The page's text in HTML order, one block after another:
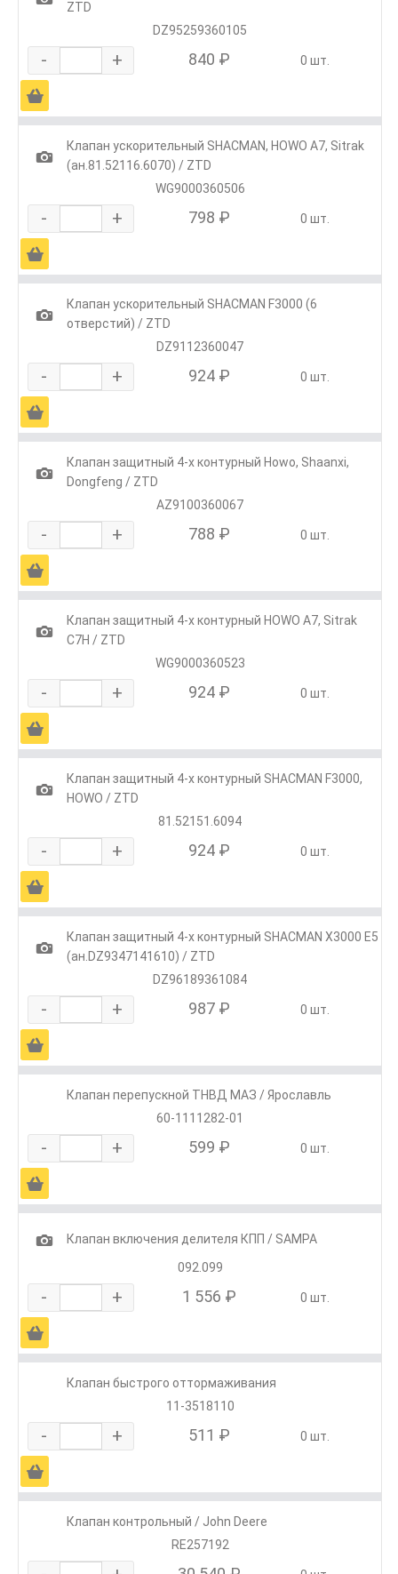
ZTD
DZ95259360105
- + 840 ₽ 0 шт.
Ä
1
Клапан ускорительный SHACMAN, HOWO A7, Sitrak
(ан.81.52116.6070) / ZTD
WG9000360506
- + 798 ₽ 0 шт.
Ä
1
Клапан ускорительный SHACMAN F3000 (6
отверстий) / ZTD
DZ9112360047
- + 924 ₽ 0 шт.
Ä
1
Клапан защитный 4-х контурный Howo, Shaanxi,
Dongfeng / ZTD
AZ9100360067
- + 788 ₽ 0 шт.
Ä
1
Клапан защитный 4-х контурный HOWO A7, Sitrak
C7H / ZTD
WG9000360523
- + 924 ₽ 0 шт.
Ä
1
Клапан защитный 4-х контурный SHACMAN F3000,
HOWO / ZTD
81.52151.6094
- + 924 ₽ 0 шт.
Ä
1
Клапан защитный 4-х контурный SHACMAN X3000 E5
(ан.DZ9347141610) / ZTD
DZ96189361084
- + 987 ₽ 0 шт.
Ä
Клапан перепускной ТНВД МАЗ / Ярославль
60-1111282-01
- + 599 ₽ 0 шт.
Ä
1
Клапан включения делителя КПП / SAMPA
092.099
- + 1 556 ₽ 0 шт.
Ä
Клапан быстрого оттормаживания
11-3518110
- + 511 ₽ 0 шт.
Ä
Клапан контрольный / John Deere
RE257192